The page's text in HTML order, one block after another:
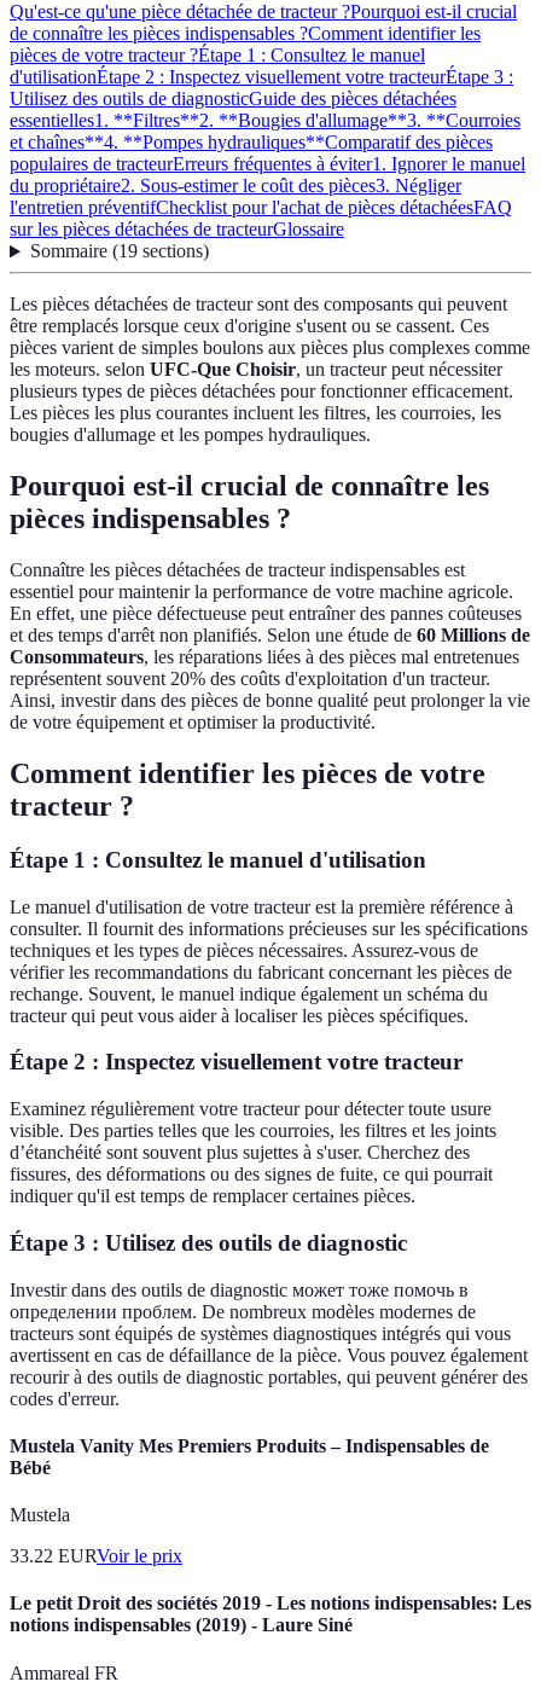
Qu'est-ce qu'une pièce détachée de tracteur ?Pourquoi est-il crucial
de connaître les pièces indispensables ?Comment identifier les
pièces de votre tracteur ?Étape 1 : Consultez le manuel
d'utilisationÉtape 2 : Inspectez visuellement votre tracteurÉtape 3 :
Utilisez des outils de diagnosticGuide des pièces détachées
essentielles1. **Filtres**2. **Bougies d'allumage**3. **Courroies
et chaînes**4. **Pompes hydrauliques**Comparatif des pièces
populaires de tracteurErreurs fréquentes à éviter1. Ignorer le manuel
du propriétaire2. Sous-estimer le coût des pièces3. Négliger
l'entretien préventifChecklist pour l'achat de pièces détachéesFAQ
sur les pièces détachées de tracteurGlossaire
Sommaire(19 sections)
Les pièces détachées de tracteur sont des composants qui peuvent
être remplacés lorsque ceux d'origine s'usent ou se cassent. Ces
pièces varient de simples boulons aux pièces plus complexes comme
les moteurs. selon UFC-Que Choisir, un tracteur peut nécessiter
plusieurs types de pièces détachées pour fonctionner efficacement.
Les pièces les plus courantes incluent les filtres, les courroies, les
bougies d'allumage et les pompes hydrauliques.
Pourquoi est-il crucial de connaître les
pièces indispensables ?
Connaître les pièces détachées de tracteur indispensables est
essentiel pour maintenir la performance de votre machine agricole.
En effet, une pièce défectueuse peut entraîner des pannes coûteuses
et des temps d'arrêt non planifiés. Selon une étude de 60 Millions de
Consommateurs, les réparations liées à des pièces mal entretenues
représentent souvent 20% des coûts d'exploitation d'un tracteur.
Ainsi, investir dans des pièces de bonne qualité peut prolonger la vie
de votre équipement et optimiser la productivité.
Comment identifier les pièces de votre
tracteur ?
Étape 1 : Consultez le manuel d'utilisation
Le manuel d'utilisation de votre tracteur est la première référence à
consulter. Il fournit des informations précieuses sur les spécifications
techniques et les types de pièces nécessaires. Assurez-vous de
vérifier les recommandations du fabricant concernant les pièces de
rechange. Souvent, le manuel indique également un schéma du
tracteur qui peut vous aider à localiser les pièces spécifiques.
Étape 2 : Inspectez visuellement votre tracteur
Examinez régulièrement votre tracteur pour détecter toute usure
visible. Des parties telles que les courroies, les filtres et les joints
d’étanchéité sont souvent plus sujettes à s'user. Cherchez des
fissures, des déformations ou des signes de fuite, ce qui pourrait
indiquer qu'il est temps de remplacer certaines pièces.
Étape 3 : Utilisez des outils de diagnostic
Investir dans des outils de diagnostic может тоже помочь в
определении проблем. De nombreux modèles modernes de
tracteurs sont équipés de systèmes diagnostiques intégrés qui vous
avertissent en cas de défaillance de la pièce. Vous pouvez également
recourir à des outils de diagnostic portables, qui peuvent générer des
codes d'erreur.
Mustela Vanity Mes Premiers Produits – Indispensables de
Bébé
Mustela
33.22 EURVoir le prix
Le petit Droit des sociétés 2019 - Les notions indispensables: Les
notions indispensables (2019) - Laure Siné
Ammareal FR